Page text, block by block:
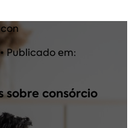
• Publicado em:
sobre consórcio